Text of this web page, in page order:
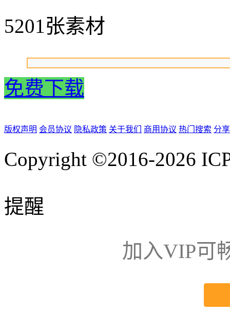
5201张素材
免费下载
版权声明 会员协议 隐私政策 关于我们 商用协议 热门搜索 分
Copyright ©2016-2026
提醒
加入VIP可